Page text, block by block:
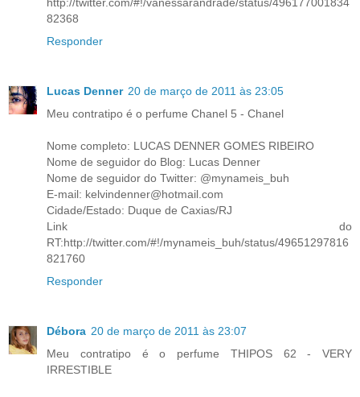
http://twitter.com/#!/vanessarandrade/status/496177001834
82368
Responder
Lucas Denner 20 de março de 2011 às 23:05
Meu contratipo é o perfume Chanel 5 - Chanel
Nome completo: LUCAS DENNER GOMES RIBEIRO
Nome de seguidor do Blog: Lucas Denner
Nome de seguidor do Twitter: @mynameis_buh
E-mail: kelvindenner@hotmail.com
Cidade/Estado: Duque de Caxias/RJ
Link do
RT:http://twitter.com/#!/mynameis_buh/status/49651297816
821760
Responder
Débora 20 de março de 2011 às 23:07
Meu contratipo é o perfume THIPOS 62 - VERY
IRRESTIBLE